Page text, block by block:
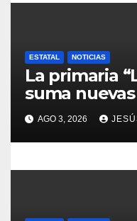
s
ESTATAL NOTICIAS
La primaria
suma
AGO 3, 2026